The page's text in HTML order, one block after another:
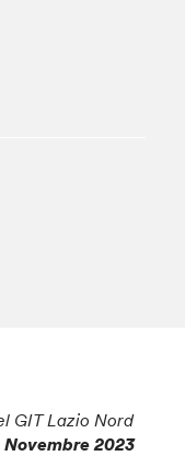
GIT Lazio Nord
Novembre 2023